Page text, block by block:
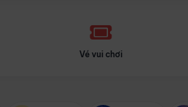
Vé vui chơi